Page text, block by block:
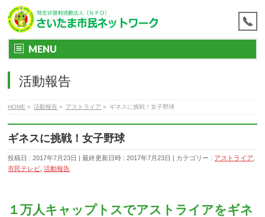
MENU
活動報告
HOME » 活動報告 » アストライア » ギネスに挑戦！女子野球
ギネスに挑戦！女子野球
投稿日 : 2017年7月23日 最終更新日時 : 2017年7月23日 カテゴリー : アストライア
市民テレビ ,活動報告
１万人キャップトスでアストライアをギネ